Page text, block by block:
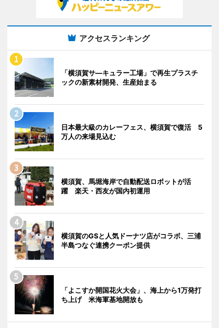
アクセスランキング
「横須賀サ―キュラー工場」で再生プラスチ
ックの新素材開発、生産始まる
日本最大級のカレーフェス、横須賀で復活 5
万人の来場見込む
横須賀、馬堀海岸で自動配送ロボットが活
躍 楽天・西友が国内初運用
横須賀のGSと人気ドーナツ店がコラボ、三浦
半島つなぐ連携クーポン提供
「よこすか開国花火大会」、海上から1万発打
ち上げ 米海軍基地開放も